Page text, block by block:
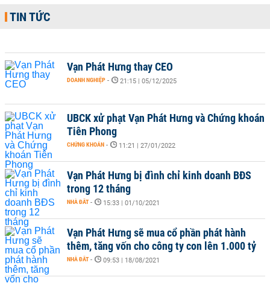
TIN TỨC
Vạn Phát Hưng thay CEO
DOANH NGHIỆP - 21:15 | 05/12/2025
UBCK xử phạt Vạn Phát Hưng và Chứng khoán
Tiên Phong
CHỨNG KHOÁN - 11:21 | 27/01/2022
Vạn Phát Hưng bị đình chỉ kinh doanh BĐS
trong 12 tháng
NHÀ ĐẤT - 15:33 | 01/10/2021
Vạn Phát Hưng sẽ mua cổ phần phát hành
thêm, tăng vốn cho công ty con lên 1.000 tỷ
NHÀ ĐẤT - 09:53 | 18/08/2021